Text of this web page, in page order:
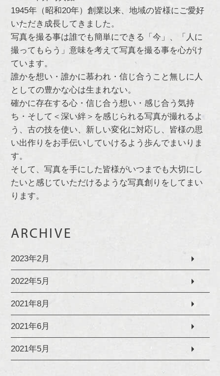
1945年（昭和20年）創業以来、地域の皆様にご愛好
いただき成長してきました。
写真を撮る事は誰でも簡単にできる「今」、「人に
撮ってもらう」意味を考えて写真を撮る事を心がけ
ています。
誰かを想い・誰かに慕われ・信じ合うこと無しに人
としての豊かな心は生まれない。
確かに存在する心・信じ合う想い・感じ合う気持
ち・そして＜深い絆＞を感じられる写真が撮れるよ
う、古の技を使い、新しい変化に対応し、皆様の思
い出作りをお手伝いしていけるよう歩んでまいりま
す。
そして、写真を手にした皆様がいつまでも大切にし
たいと感じていただけるような写真創りをしてまい
ります。
ARCHIVE
2023年2月
2022年5月
2021年8月
2021年6月
2021年5月